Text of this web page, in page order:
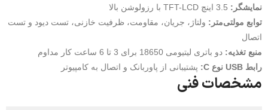
نمایشگر:
توابع مولتی‌متر: ولتاژ، جریان، مقاومت، ظرفیت خازنی، تست دیود و تست
اتصال
منبع تغذیه: دو باتری لیتیومی 18650 برای 3 تا 6 ساعت کار مداوم
رابط USB نوع C:
پشتیبانی از پاوربانک و اتصال به کامپیوتر
مشخصات فنی